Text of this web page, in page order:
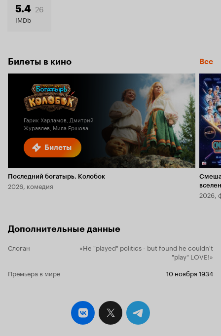
5.4 26
IMDb
Билеты в кино Все
Билеты
Гарик Харламов, Дмитрий
Журавлев, Мила Ершова
Последний богатырь. Колобок
2026, комедия
2026,
Дополнительные данные
Слоган
«He "played" politics - but found he couldn't
"play" LOVE!»
Премьера в мире
10 ноября 1934